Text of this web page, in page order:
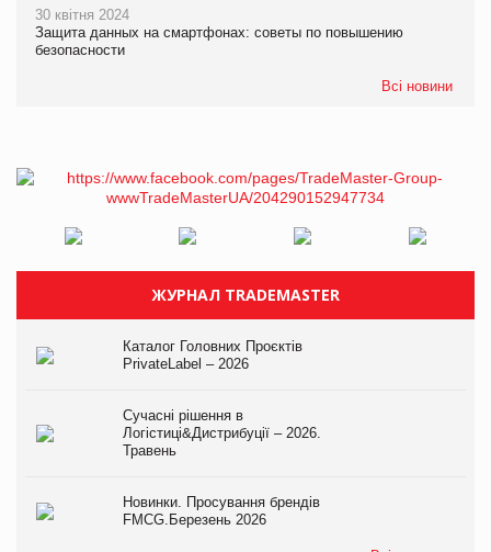
30 квітня 2024
Защита данных на смартфонах: советы по повышению
безопасности
Всі новини
ЖУРНАЛ TRADEMASTER
Каталог Головних Проєктів
PrivateLabel – 2026
Сучасні рішення в
Логістиці&Дистрибуції – 2026.
Травень
Новинки. Просування брендів
FMCG.Березень 2026